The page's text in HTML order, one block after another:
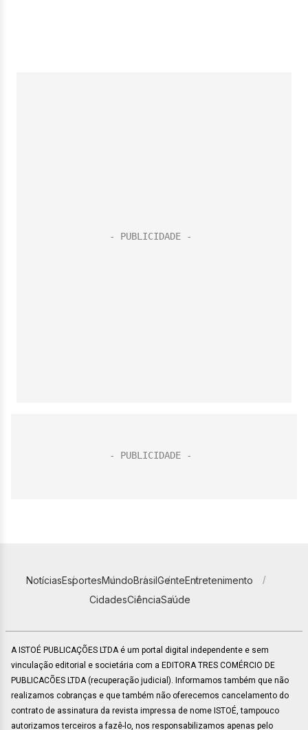
NotíciasEsportesMundoBrasilGenteEntretenimento
CidadesCiênciaSaúde
A ISTOÉ PUBLICAÇÕES LTDA é um portal digital independente e sem
vinculação editorial e societária com a EDITORA TRES COMÉRCIO DE
PUBLICACÕES LTDA (recuperação judicial). Informamos também que não
realizamos cobranças e que também não oferecemos cancelamento do
contrato de assinatura da revista impressa de nome ISTOÉ, tampouco
autorizamos terceiros a fazê-lo, nos responsabilizamos apenas pelo